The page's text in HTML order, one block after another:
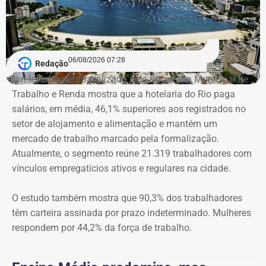
crime, o que caracteriza o delito de receptação.
Ambos firmaram delação
premiada e devem
cumprir o tempo de prisão
previsto no acordo
Apesar do aumento da pena, os ex-policiais militares
firmaram delação premiada para apontar os mandantes do
colaborações fossem homologadas e os dados fornecidos
confirmados, eles teriam redução de pena: Lessa cumpriria 18
anos em regime fechado, enquanto Élcio, 11 anos — este,
Redação06/08/2026 07:28
Um levantamento realizado pela Secretaria Municipal de
Trabalho e Renda mostra que a hotelaria do Rio paga
salários, em média, 46,1% superiores aos registrados no
setor de alojamento e alimentação e mantém um
mercado de trabalho marcado pela formalização.
Atualmente, o segmento reúne 21.319 trabalhadores com
vínculos empregatícios ativos e regulares na cidade.
O estudo também mostra que 90,3% dos trabalhadores
têm carteira assinada por prazo indeterminado. Mulheres
respondem por 44,2% da força de trabalho.